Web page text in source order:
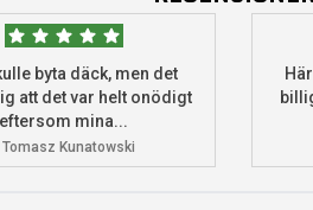
byta däck, men det
att det var helt onödigt
eftersom mina...
Tomasz Kunatowski